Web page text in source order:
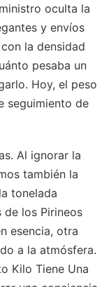
oculta la
y envíos
la densidad
pesaba un
Hoy, el peso
seguimiento de
Al ignorar la
también la
tonelada
los Pirineos
esencia, otra
a la atmósfera.
Kilo Tiene Una